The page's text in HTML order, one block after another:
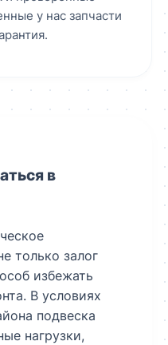
у нас запчасти
в
только залог
избежать
В условиях
подвеска
нагрузки,